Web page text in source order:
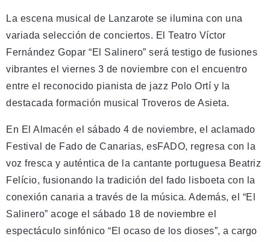
La escena musical de Lanzarote se ilumina con una
variada selección de conciertos. El Teatro Víctor
Fernández Gopar “El Salinero” será testigo de fusiones
vibrantes el viernes 3 de noviembre con el encuentro
entre el reconocido pianista de jazz Polo Ortí y la
destacada formación musical Troveros de Asieta.
En El Almacén el sábado 4 de noviembre, el aclamado
Festival de Fado de Canarias, esFADO, regresa con la
voz fresca y auténtica de la cantante portuguesa Beatriz
Felício, fusionando la tradición del fado lisboeta con la
conexión canaria a través de la música. Además, el “El
Salinero” acoge el sábado 18 de noviembre el
espectáculo sinfónico “El ocaso de los dioses”, a cargo